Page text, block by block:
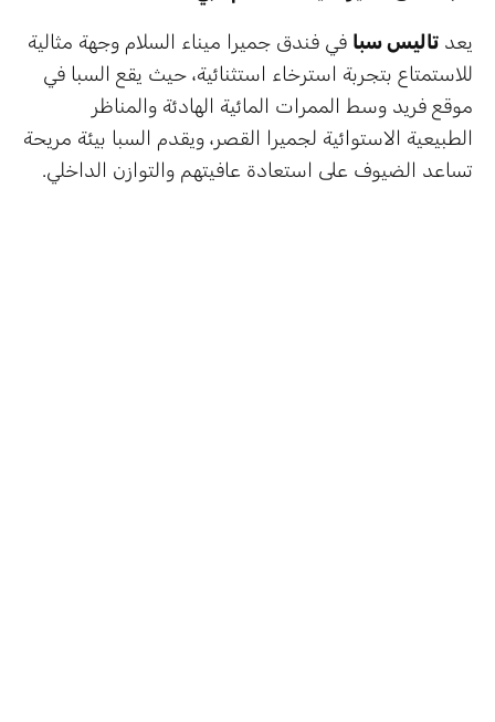
يعد تاليس سبا في فندق جميرا ميناء السلام وجهة مثالية
للاستمتاع بتجربة استرخاء استثنائية، حيث يقع السبا في
موقع فريد وسط الممرات المائية الهادئة والمناظر
الطبيعية الاستوائية لجميرا القصر، ويقدم السبا بيئة مريحة
تساعد الضيوف على استعادة عافيتهم والتوازن الداخلي.